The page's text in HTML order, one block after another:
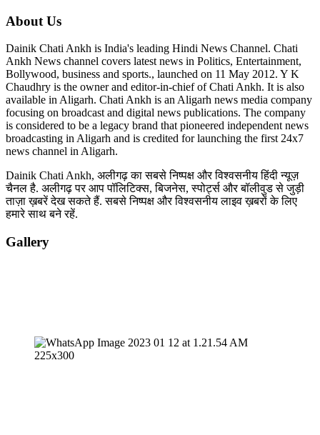
About Us
Dainik Chati Ankh is India's leading Hindi News Channel. Chati
Ankh News channel covers latest news in Politics, Entertainment,
Bollywood, business and sports., launched on 11 May 2012. Y K
Chaudhry is the owner and editor-in-chief of Chati Ankh. It is also
available in Aligarh. Chati Ankh is an Aligarh news media company
focusing on broadcast and digital news publications. The company
is considered to be a legacy brand that pioneered independent news
broadcasting in Aligarh and is credited for launching the first 24x7
news channel in Aligarh.
Dainik Chati Ankh, अलीगढ़ का सबसे निष्पक्ष और विश्वसनीय हिंदी न्यूज़
चैनल है. अलीगढ़ पर आप पॉलिटिक्स, बिजनेस, स्पोर्ट्स और बॉलीवुड से जुड़ी
ताज़ा ख़बरें देख सकते हैं. सबसे निष्पक्ष और विश्वसनीय लाइव ख़बरों के लिए
हमारे साथ बने रहें.
Gallery